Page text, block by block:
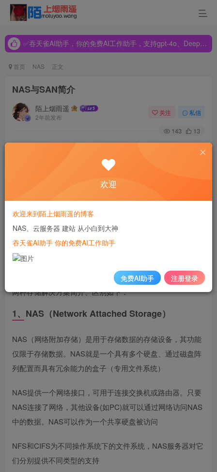
✅吞天雀AI助手，你的免费AI工作助手，支持gpt-4o、DeepSeek、Claude🔥🔥🔥🔥
✅吞天雀AI助手，你的免费AI工作助手，支持gpt-4o、DeepSeek、Claude🔥🔥🔥🔥
首页 NAS 正文
NAS与SAN简介
陌上烟雨遥
2年前发布
关注 私信
143 13
1、NAS（Network Attached Storage）
2、SAN（Storage Area Network）
3、NAS与SAN区别
存储局域网（SAN）和网络附加存储（NAS）是目前两种主
两种存储解决方案简介、区别如下：
1、NAS（Network Attached Storage）
NAS（网络附加存储）是用于存储数据的存储设备，其功能
仅限于存储数据。NAS就是一个具有多个硬盘、通过磁盘阵
列配置而具有冗余能力的盒子（专用文件系统）
NAS提供一个网络接口，可用于连接交换机或路由器。只要
NAS连接了网络，其他设备(如PC)就可以通过网络访问NAS
中的数据。NAS可以作为一个共享硬盘被访问
NFS和CIFS为不同操作系统下的文件系统，NAS服务器对它
们分别提供不同类型的支持
欢迎
欢迎来到陌上烟雨遥的博客
NAS、云服务器 建站 从小白到大神
吞天雀AI助手 你的免费AI工作助手
免费AI助手 注册登录